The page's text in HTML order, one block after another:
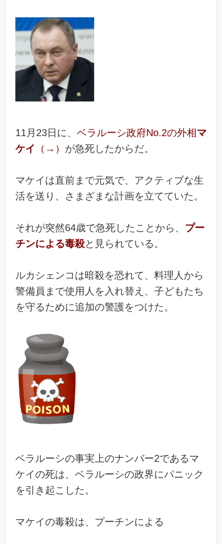
11月23日に、 ベラルーシ政府No.2の外相マ
ケイ （→） が急死したからだ。
マケイは直前まで元気で、アクティブな生
活を送り、さまざまな計画を立てていた。
それが突然64歳で急死したことから、 プー
チンによる毒殺と見られている。
ルカシェンコは暗殺を恐れて、料理人から
警備員まで使用人を入れ替え、子どもたち
を守るために追加の警護をつけた。
ベラルーシの事実上のナンバー2であるマ
ケイの死は、ベラルーシの政界にパニック
を引き起こした。
マケイの毒殺は、プーチンによる